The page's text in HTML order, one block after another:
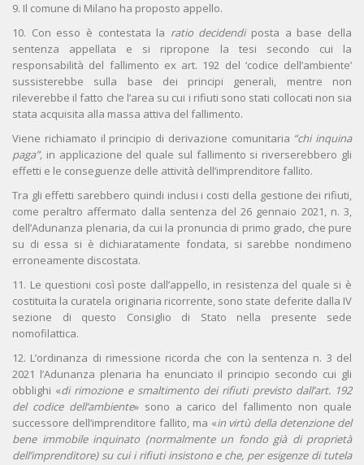
9. Il comune di Milano ha proposto appello.
10. Con esso è contestata la ratio decidendiposta a base della
sentenza appellata e si ripropone la tesi secondo cui la
responsabilità del fallimento ex art. 192 del ‘codice dell’ambiente’
sussisterebbe sulla base dei principi generali, mentre non
rileverebbe il fatto che l’area su cui i rifiuti sono stati collocati non sia
stata acquisita alla massa attiva del fallimento.
Viene richiamato il principio di derivazione comunitaria “chi inquina
paga”, in applicazione del quale sul fallimento si riverserebbero gli
effetti e le conseguenze delle attività dell’imprenditore fallito.
Tra gli effetti sarebbero quindi inclusi i costi della gestione dei rifiuti,
come peraltro affermato dalla sentenza del 26 gennaio 2021, n. 3,
dell’Adunanza plenaria, da cui la pronuncia di primo grado, che pure
su di essa si è dichiaratamente fondata, si sarebbe nondimeno
erroneamente discostata.
11. Le questioni così poste dall’appello, in resistenza del quale si è
costituita la curatela originaria ricorrente, sono state deferite dalla IV
sezione di questo Consiglio di Stato nella presente sede
nomofilattica.
12. L’ordinanza di rimessione ricorda che con la sentenza n. 3 del
2021 l’Adunanza plenaria ha enunciato il principio secondo cui gli
obblighi «di rimozione e smaltimento dei rifiuti previsto dall’art. 192
del codice dell’ambiente» sono a carico del fallimento non quale
successore dell’imprenditore fallito, ma «in virtù della detenzione del
bene immobile inquinato (normalmente un fondo già di proprietà
dell’imprenditore) su cui i rifiuti insistono e che, per esigenze di tutela